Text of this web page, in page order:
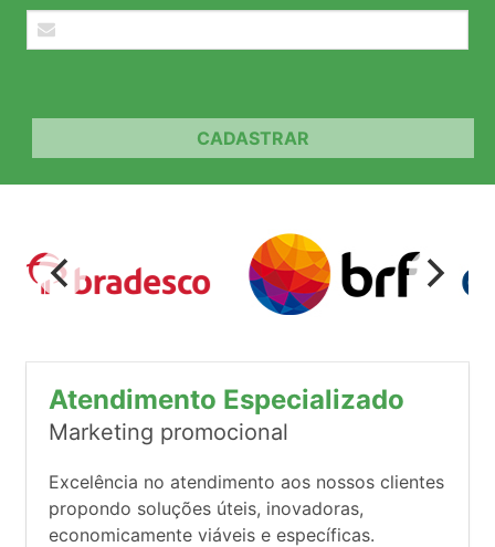
CADASTRAR
Atendimento Especializado
Marketing promocional
Excelência no atendimento aos nossos clientes
propondo soluções úteis, inovadoras,
economicamente viáveis e específicas.